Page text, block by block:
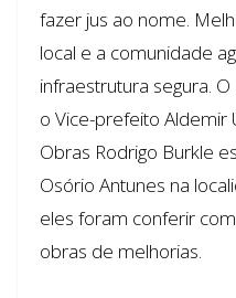
fazer jus ao nome.
local e a comunidade
infraestrutura segura.
o Vice-prefeito Aldemir
Obras Rodrigo Burkle
Osório Antunes na
eles foram conferir
obras de melhorias.